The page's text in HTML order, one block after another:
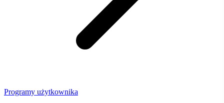
Programy użytkownika